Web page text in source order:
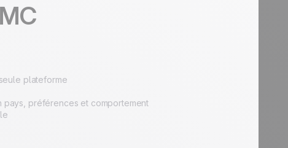
plateforme
pays, préférences et comportement